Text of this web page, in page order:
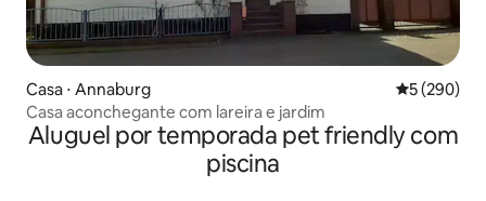
Casa ⋅ Annaburg 5 de uma
5 (290)
Casa aconchegante com lareira e jardim
Aluguel por temporada pet friendly com
piscina